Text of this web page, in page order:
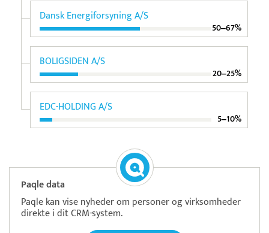
Dansk Energiforsyning A/S
50‒67%
BOLIGSIDEN A/S
20‒25%
EDC-HOLDING A/S
5‒10%
Paqle data
Paqle kan vise nyheder om personer og virksomheder
direkte i dit CRM-system.